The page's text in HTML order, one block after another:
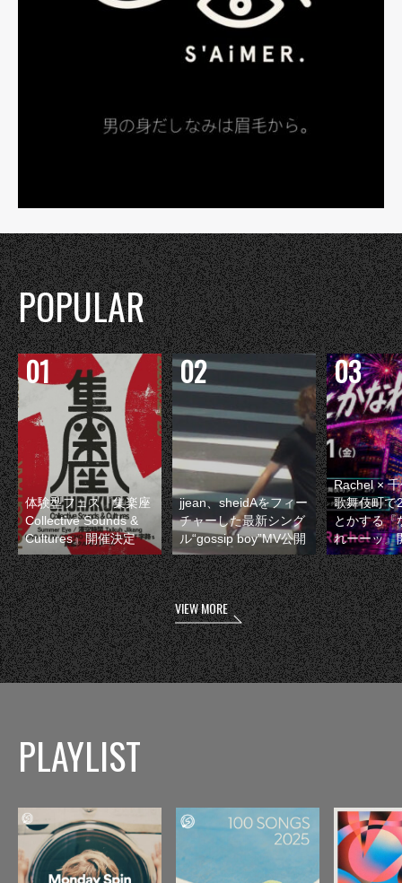
POPULAR
体験型フェス『集楽座
Collective Sounds &
Cultures』開催決定
jjean、sheidAをフィー
チャーした最新シング
ル“gossip boy”MV公開
Rachel ×
歌舞伎町で
とかする『
れーーッ』
VIEW MORE
PLAYLIST